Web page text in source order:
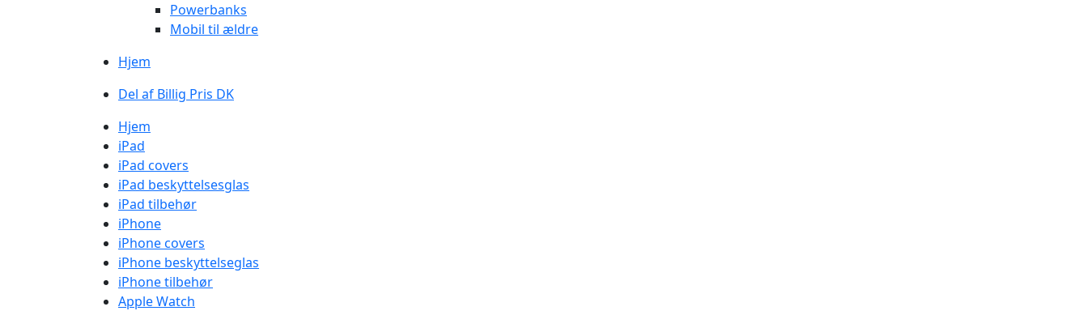
Powerbanks
Mobil til ældre
Hjem
Del af Billig Pris DK
Hjem
iPad
iPad covers
iPad beskyttelsesglas
iPad tilbehør
iPhone
iPhone covers
iPhone beskyttelseglas
iPhone tilbehør
Apple Watch